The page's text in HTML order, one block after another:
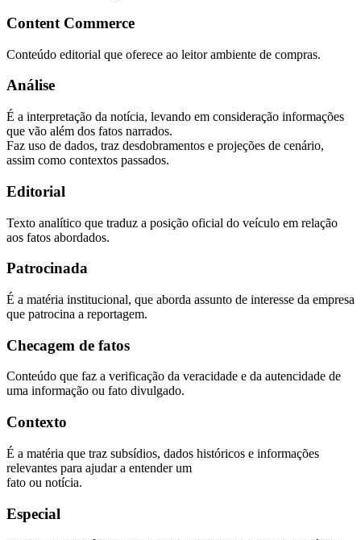
Content Commerce
Conteúdo editorial que oferece ao leitor ambiente de compras.
Análise
É a interpretação da notícia, levando em consideração informações
que vão além dos fatos narrados.
Faz uso de dados, traz desdobramentos e projeções de cenário,
assim como contextos passados.
Editorial
Texto analítico que traduz a posição oficial do veículo em relação
aos fatos abordados.
Patrocinada
É a matéria institucional, que aborda assunto de interesse da empresa
que patrocina a reportagem.
Checagem de fatos
Conteúdo que faz a verificação da veracidade e da autencidade de
uma informação ou fato divulgado.
Contexto
É a matéria que traz subsídios, dados históricos e informações
relevantes para ajudar a entender um
fato ou notícia.
Especial